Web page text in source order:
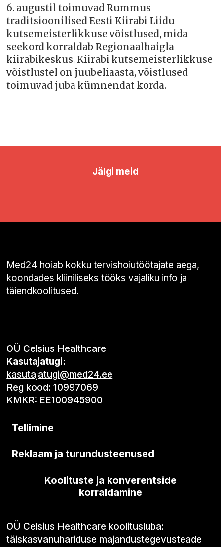
6. augustil toimuvad Rummus
traditsioonilised Eesti Kiirabi Liidu
kutsemeisterlikkuse võistlused, mida
seekord korraldab Regionaalhaigla
kiirabikeskus. Kiirabi kutsemeisterlikkuse
võistlustel on juubeliaasta, võistlused
toimuvad juba kümnendat korda.
Jälgi meid
Med24 hoiab kokku tervishoiutöötajate aega,
koondades kliiniliseks tööks vajaliku info ja
täiendkoolitused.
OÜ Celsius Healthcare
Kasutajatugi:
kasutajatugi@med24.ee
Reg kood: 10997069
KMKR: EE100945900
Tellimine
Reklaam ja turundusteenused
Koolituste ja konverentside
korraldamine
OÜ Celsius Healthcare koolitusluba:
täiskasvanuhariduse majandustegevusteade